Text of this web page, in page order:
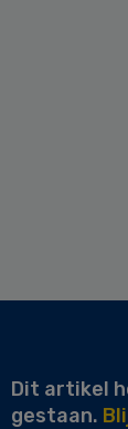
Dit artikel
gestaan.